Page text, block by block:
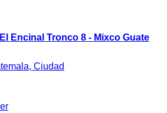
Encinal Tronco 8 - Mixco Guate
Ciudad